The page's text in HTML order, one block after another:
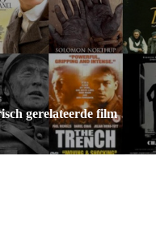
gerelateerde film